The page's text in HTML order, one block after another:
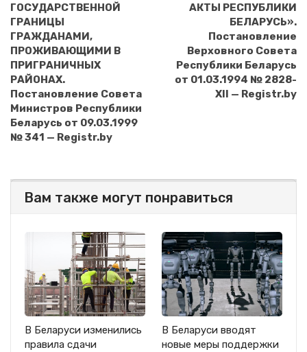
ГОСУДАРСТВЕННОЙ
ГРАНИЦЫ
ГРАЖДАНАМИ,
ПРОЖИВАЮЩИМИ В
ПРИГРАНИЧНЫХ
РАЙОНАХ.
Постановление Совета
Министров Республики
Беларусь от 09.03.1999
№ 341 — Registr.by
АКТЫ РЕСПУБЛИКИ
БЕЛАРУСЬ».
Постановление
Верховного Совета
Республики Беларусь
от 01.03.1994 № 2828-
XII — Registr.by
Вам также могут понравиться
В Беларуси изменились
правила сдачи
В Беларуси вводят
новые меры поддержки